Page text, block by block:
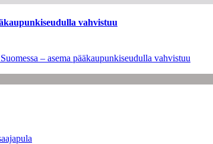
vahvistuu
– asema pääkaupunkiseudulla vahvistuu